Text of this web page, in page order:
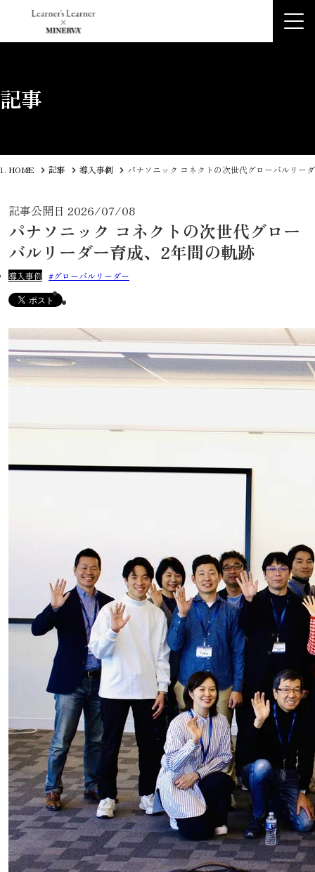
記事
HOME 記事 導入事例 パナソニック コネクトの次世代グローバルリー
記事公開日 2026/07/08
パナソニック コネクトの次世代グロー
バルリーダー育成、2年間の軌跡
導入事例 グローバルリーダー